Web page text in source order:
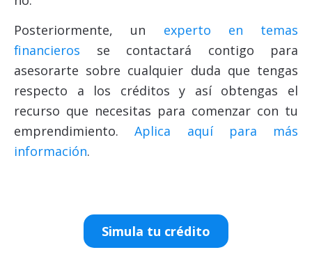
Posteriormente, un experto en temas
financieros se contactará contigo para
asesorarte sobre cualquier duda que tengas
respecto a los créditos y así obtengas el
recurso que necesitas para comenzar con tu
emprendimiento.Aplica aquí para más
información.
Simula tu crédito